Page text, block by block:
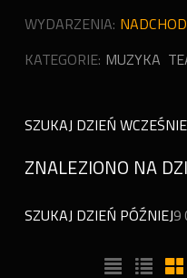
WYDARZENIA:
KATEGORIE: MUZYKA
SZUKAJ DZIEŃ
ZNALEZIONO NA
SZUKAJ DZIEŃ PÓŹNIEJ9